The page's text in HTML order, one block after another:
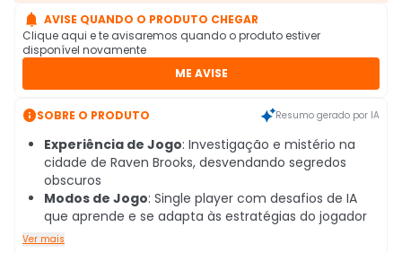
 AVISE QUANDO O PRODUTO CHEGAR
Clique aqui e te avisaremos quando o produto estiver
disponível novamente
ME AVISE
SOBRE O PRODUTO Resumo gerado por IA
Experiência de Jogo: Investigação e mistério na
cidade de Raven Brooks, desvendando segredos
obscuros
Modos de Jogo: Single player com desafios de IA
que aprende e se adapta às estratégias do jogador
Ver mais